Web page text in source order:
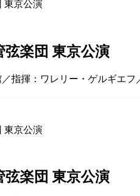
楽団 東京公演
指揮：ワレリー・ゲルギエ
楽団 東京公演